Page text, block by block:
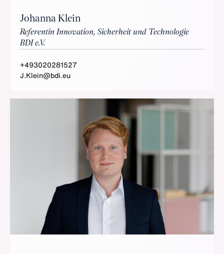
Johanna Klein
Referentin Innovation, Sicherheit und Technologie
BDI e.V.
+493020281527
J.Klein@bdi.eu